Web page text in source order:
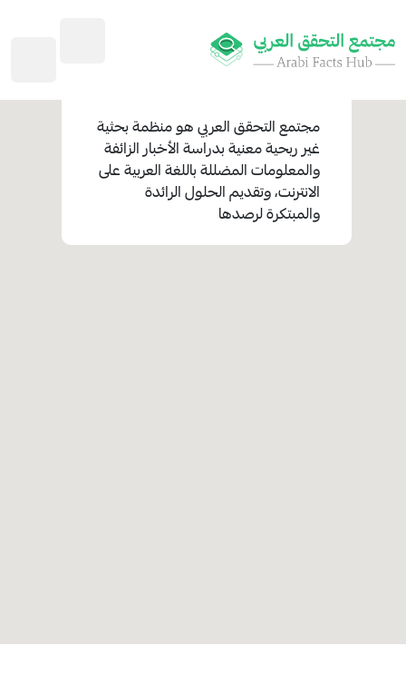
مجتمع التحقق العربيهو منظمة بحثية
غير ربحية معنية بدراسة الأخبار الزائفة
والمعلومات المضللة باللغة العربية على
الانترنت، وتقديم الحلول الرائدة
والمبتكرة لرصدها